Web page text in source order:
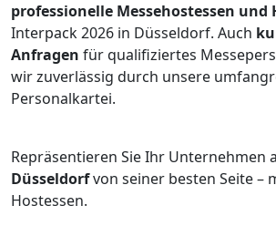
professionelle Messehostessen und
Interpack 2026 in Düsseldorf. Auch
Anfragen für qualifiziertes
wir zuverlässig durch unsere
Personalkartei.
Repräsentieren Sie Ihr Unternehmen
Düsseldorfvon seiner besten Seite –
Hostessen.